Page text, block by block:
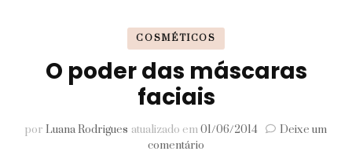
COSMÉTICOS
O poder das máscaras
faciais
por Luana Rodrigues atualizado em01/06/2014
Deixe um
comentário